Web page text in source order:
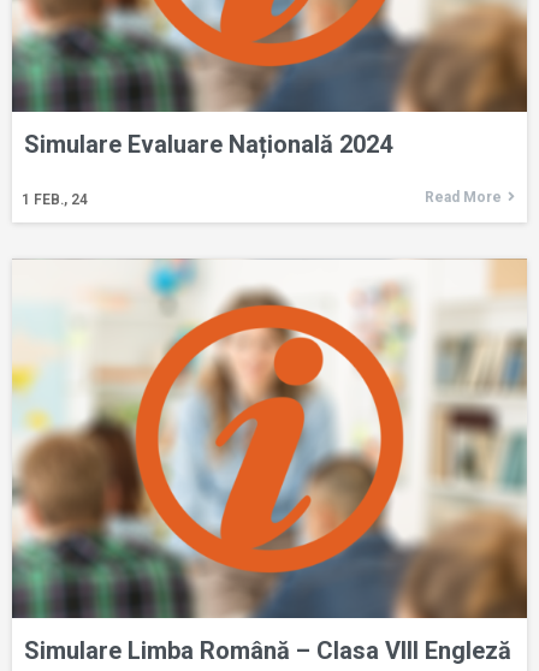
Simulare Evaluare Națională 2024
1 FEB., 24 Read More
Simulare Limba Română – Clasa VIII Engleză